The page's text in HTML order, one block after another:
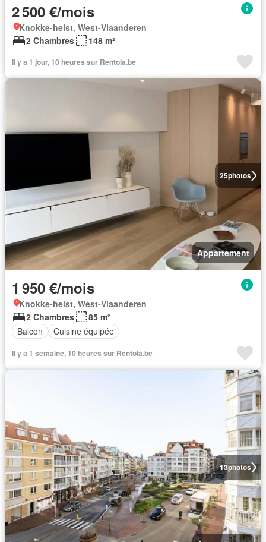
2 500 €/mois
Knokke-heist, West-Vlaanderen
2 Chambres
148 m²
Il y a 1 jour, 10 heures sur Rentola.be
25photos
Appartement
1 950 €/mois
Knokke-heist, West-Vlaanderen
2 Chambres
85 m²
Balcon
Cuisine équipée
Il y a 1 semaine, 10 heures sur Rentola.be
13photos